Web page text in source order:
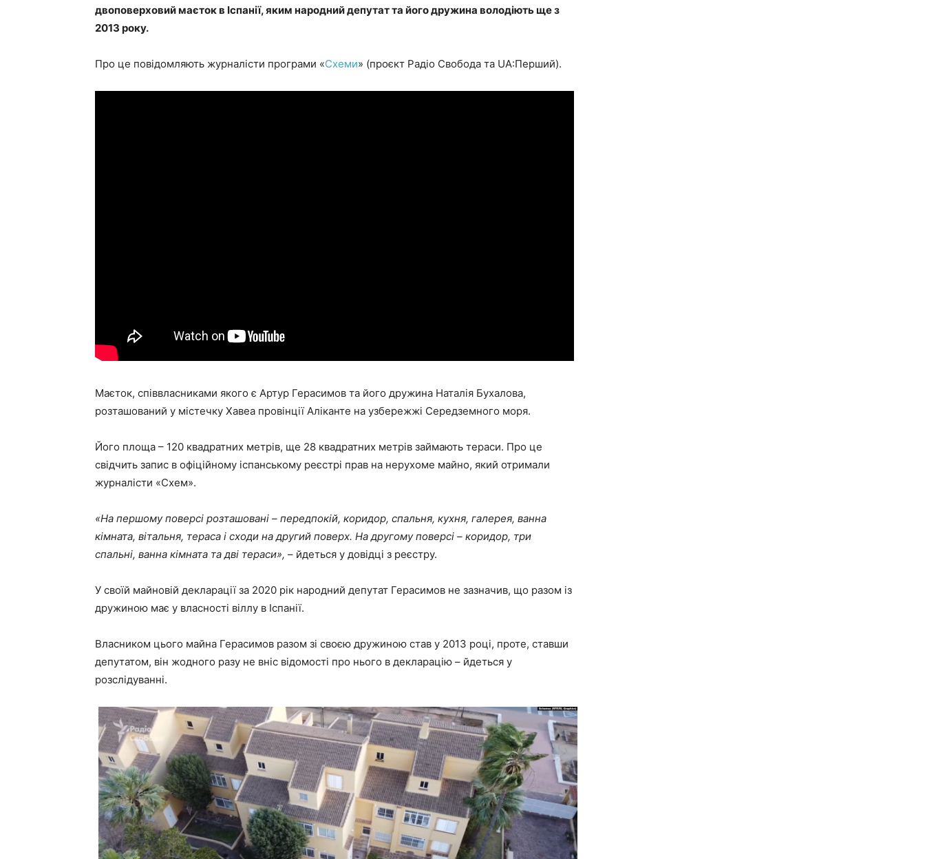
двоповерховий маєток в Іспанії, яким народний депутат та його дружина володіють ще з
2013 року.
Про це повідомляють журналісти програми «Схеми» (проєкт Радіо Свобода та UA:Перший).
Маєток, співвласниками якого є Артур Герасимов та його дружина Наталія Бухалова,
розташований у містечку Хавеа провінції Аліканте на узбережжі Середземного моря.
Його площа – 120 квадратних метрів, ще 28 квадратних метрів займають тераси. Про це
свідчить запис в офіційному іспанському реєстрі прав на нерухоме майно, який отримали
журналісти «Схем».
«На першому поверсі розташовані – передпокій, коридор, спальня, кухня, галерея, ванна
кімната, вітальня, тераса і сходи на другий поверх. На другому поверсі – коридор, три
спальні, ванна кімната та дві тераси», – йдеться у довідці з реєстру.
У своїй майновій декларації за 2020 рік народний депутат Герасимов не зазначив, що разом із
дружиною має у власності віллу в Іспанії.
Власником цього майна Герасимов разом зі своєю дружиною став у 2013 році, проте, ставши
депутатом, він жодного разу не вніс відомості про нього в декларацію – йдеться у
розслідуванні.